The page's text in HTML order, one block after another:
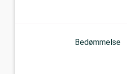
Bedømmelse